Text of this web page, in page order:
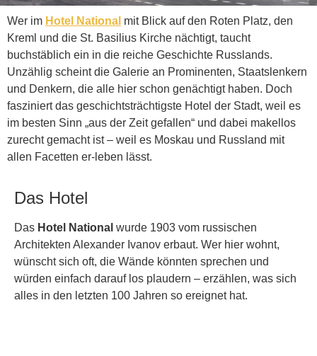
Wer im Hotel National mit Blick auf den Roten Platz, den
Kreml und die St. Basilius Kirche nächtigt, taucht
buchstäblich ein in die reiche Geschichte Russlands.
Unzählig scheint die Galerie an Prominenten, Staatslenkern
und Denkern, die alle hier schon genächtigt haben. Doch
fasziniert das geschichtsträchtigste Hotel der Stadt, weil es
im besten Sinn „aus der Zeit gefallen“ und dabei makellos
zurecht gemacht ist – weil es Moskau und Russland mit
allen Facetten er-leben lässt.
Das Hotel
Das Hotel National wurde 1903 vom russischen
Architekten Alexander Ivanov erbaut. Wer hier wohnt,
wünscht sich oft, die Wände könnten sprechen und
würden einfach darauf los plaudern – erzählen, was sich
alles in den letzten 100 Jahren so ereignet hat.